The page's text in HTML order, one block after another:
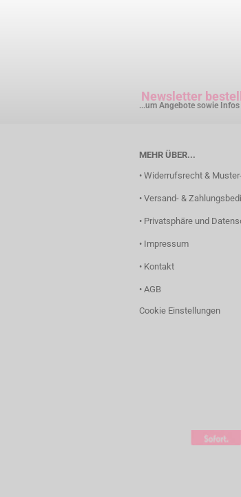
Newsletter
...um Angebote sowie
MEHR ÜBER...
• Widerrufsrecht &
• Versand- &
• Privatsphäre und
• Impressum
• Kontakt
• AGB
Cookie Einstellungen